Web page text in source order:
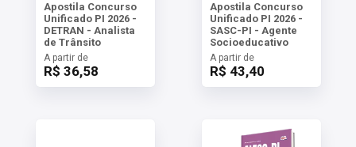
Apostila Concurso
Unificado PI 2026 -
DETRAN - Analista
de Trânsito
A partir de
R$ 36,58
Apostila Concurso
Unificado PI 2026 -
SASC-PI - Agente
Socioeducativo
A partir de
R$ 43,40